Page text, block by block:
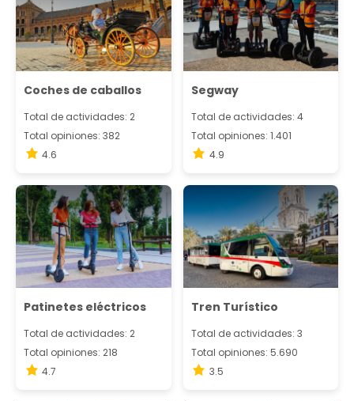
Coches de caballos
Total de actividades: 2
Total opiniones: 382
4.6
Segway
Total de actividades: 4
Total opiniones: 1.401
4.9
Patinetes eléctricos
Total de actividades: 2
Total opiniones: 218
4.7
Tren Turístico
Total de actividades: 3
Total opiniones: 5.690
3.5